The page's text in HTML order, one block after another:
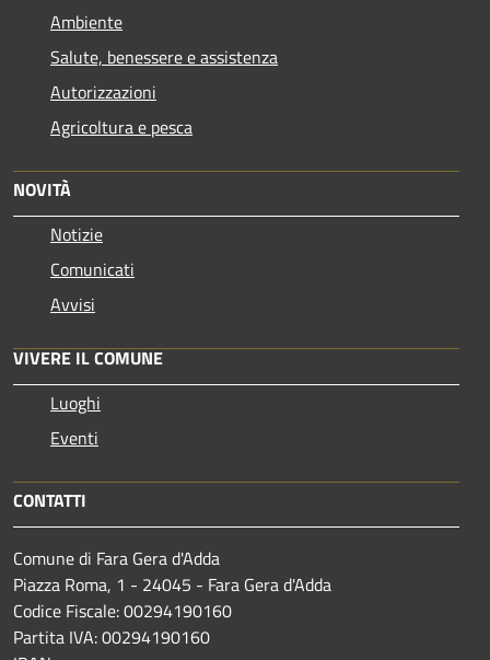
Ambiente
Salute, benessere e assistenza
Autorizzazioni
Agricoltura e pesca
NOVITÀ
Notizie
Comunicati
Avvisi
VIVERE IL COMUNE
Luoghi
Eventi
CONTATTI
Comune di Fara Gera d'Adda
Piazza Roma, 1 - 24045 - Fara Gera d'Adda
Codice Fiscale: 00294190160
Partita IVA: 00294190160